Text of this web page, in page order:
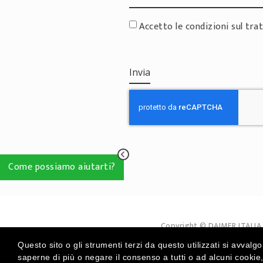
Accetto le condizioni sul
Copyright © DAIMER
Privacy Policy
Come possiamo aiutarti?
Questo sito o gli strumenti terzi da questo utilizzati si
saperne di più o negare il consenso a tutti o ad alcuni